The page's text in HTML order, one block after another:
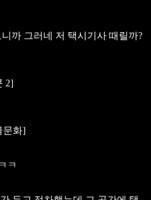
까 그러네 저 택시기사 때릴까?
2]
문화]
ㅋ